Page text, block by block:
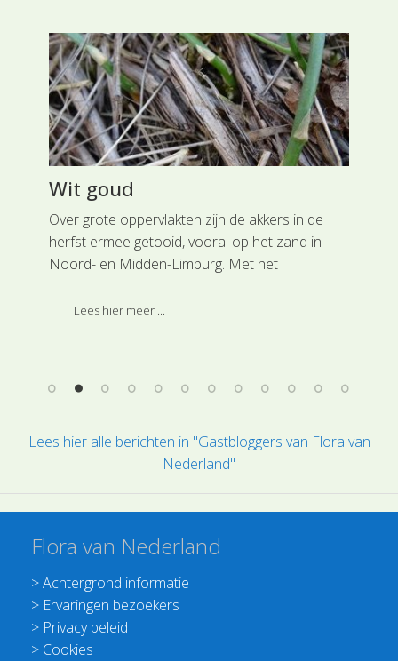
Wit goud
Over grote oppervlakten zijn de akkers in de
herfst ermee getooid, vooral op het zand in
Noord- en Midden-Limburg. Met het
officinalis), eerst frisgroen en later strogeel.
Lees hier meer ...
Lees hier alle berichten in "Gastbloggers van Flora van
Nederland"
Flora van Nederland
>Achtergrond informatie
> Ervaringen bezoekers
> Privacy beleid
> Cookies